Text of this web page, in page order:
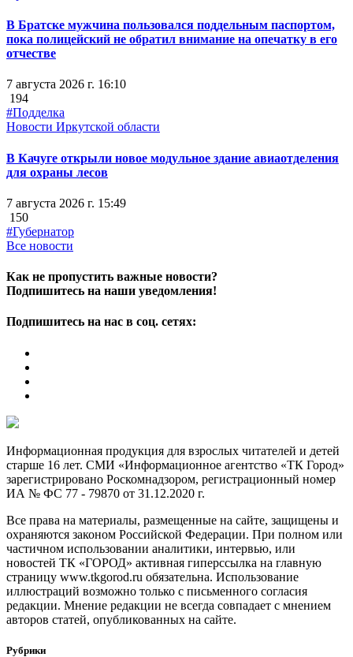
В Братске мужчина пользовался поддельным паспортом,
пока полицейский не обратил внимание на опечатку в его
отчестве
7 августа 2026 г. 16:10
194
#Подделка
Новости Иркутской области
В Качуге открыли новое модульное здание авиаотделения
для охраны лесов
7 августа 2026 г. 15:49
150
#Губернатор
Все новости
Как не пропустить важные новости?
Подпишитесь на наши уведомления!
Подпишитесь на нас в соц. сетях:
Информационная продукция для взрослых читателей и детей
старше 16 лет. СМИ «Информационное агентство «ТК Город»
зарегистрировано Роскомнадзором, регистрационный номер
ИА № ФС 77 - 79870 от 31.12.2020 г.
Все права на материалы, размещенные на сайте, защищены и
охраняются законом Российской Федерации. При полном или
частичном использовании аналитики, интервью, или
новостей ТК «ГОРОД» активная гиперссылка на главную
страницу www.tkgorod.ru обязательна. Использование
иллюстраций возможно только с письменного согласия
редакции. Мнение редакции не всегда совпадает с мнением
авторов статей, опубликованных на сайте.
Рубрики